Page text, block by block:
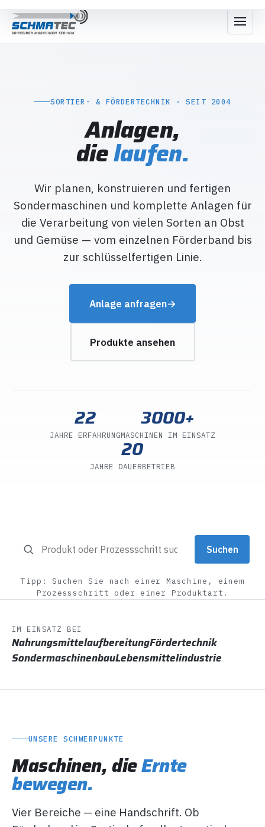
SORTIER- & FÖRDERTECHNIK · SEIT 2004
Anlagen,
dielaufen.
Wir planen, konstruieren und fertigen
Sondermaschinen und komplette Anlagen für
die Verarbeitung von vielen Sorten an Obst
und Gemüse — vom einzelnen Förderband bis
zur schlüsselfertigen Linie.
Anlage anfragen→
Produkte ansehen
22
JAHRE ERFAHRUNG
3000+
MASCHINEN IM EINSATZ
20
JAHRE DAUERBETRIEB
Suchen
Tipp: Suchen Sie nach einer Maschine, einem
Prozessschritt oder einer Produktart.
IM EINSATZ BEI
NahrungsmittelaufbereitungFördertechnik
SondermaschinenbauLebensmittelindustrie
UNSERE SCHWERPUNKTE
Maschinen, dieErnte
bewegen.
Vier Bereiche — eine Handschrift. Ob